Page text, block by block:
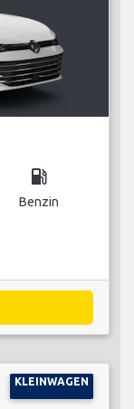
local_gas_station
Benzin
KLEINWAGEN